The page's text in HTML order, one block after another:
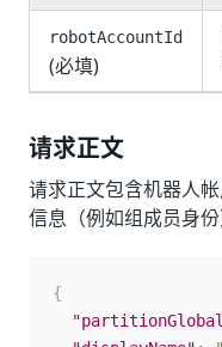
robotAccountId
(必填)
请求正文
请求正文包含机器人
信息（例如组成员身份
{